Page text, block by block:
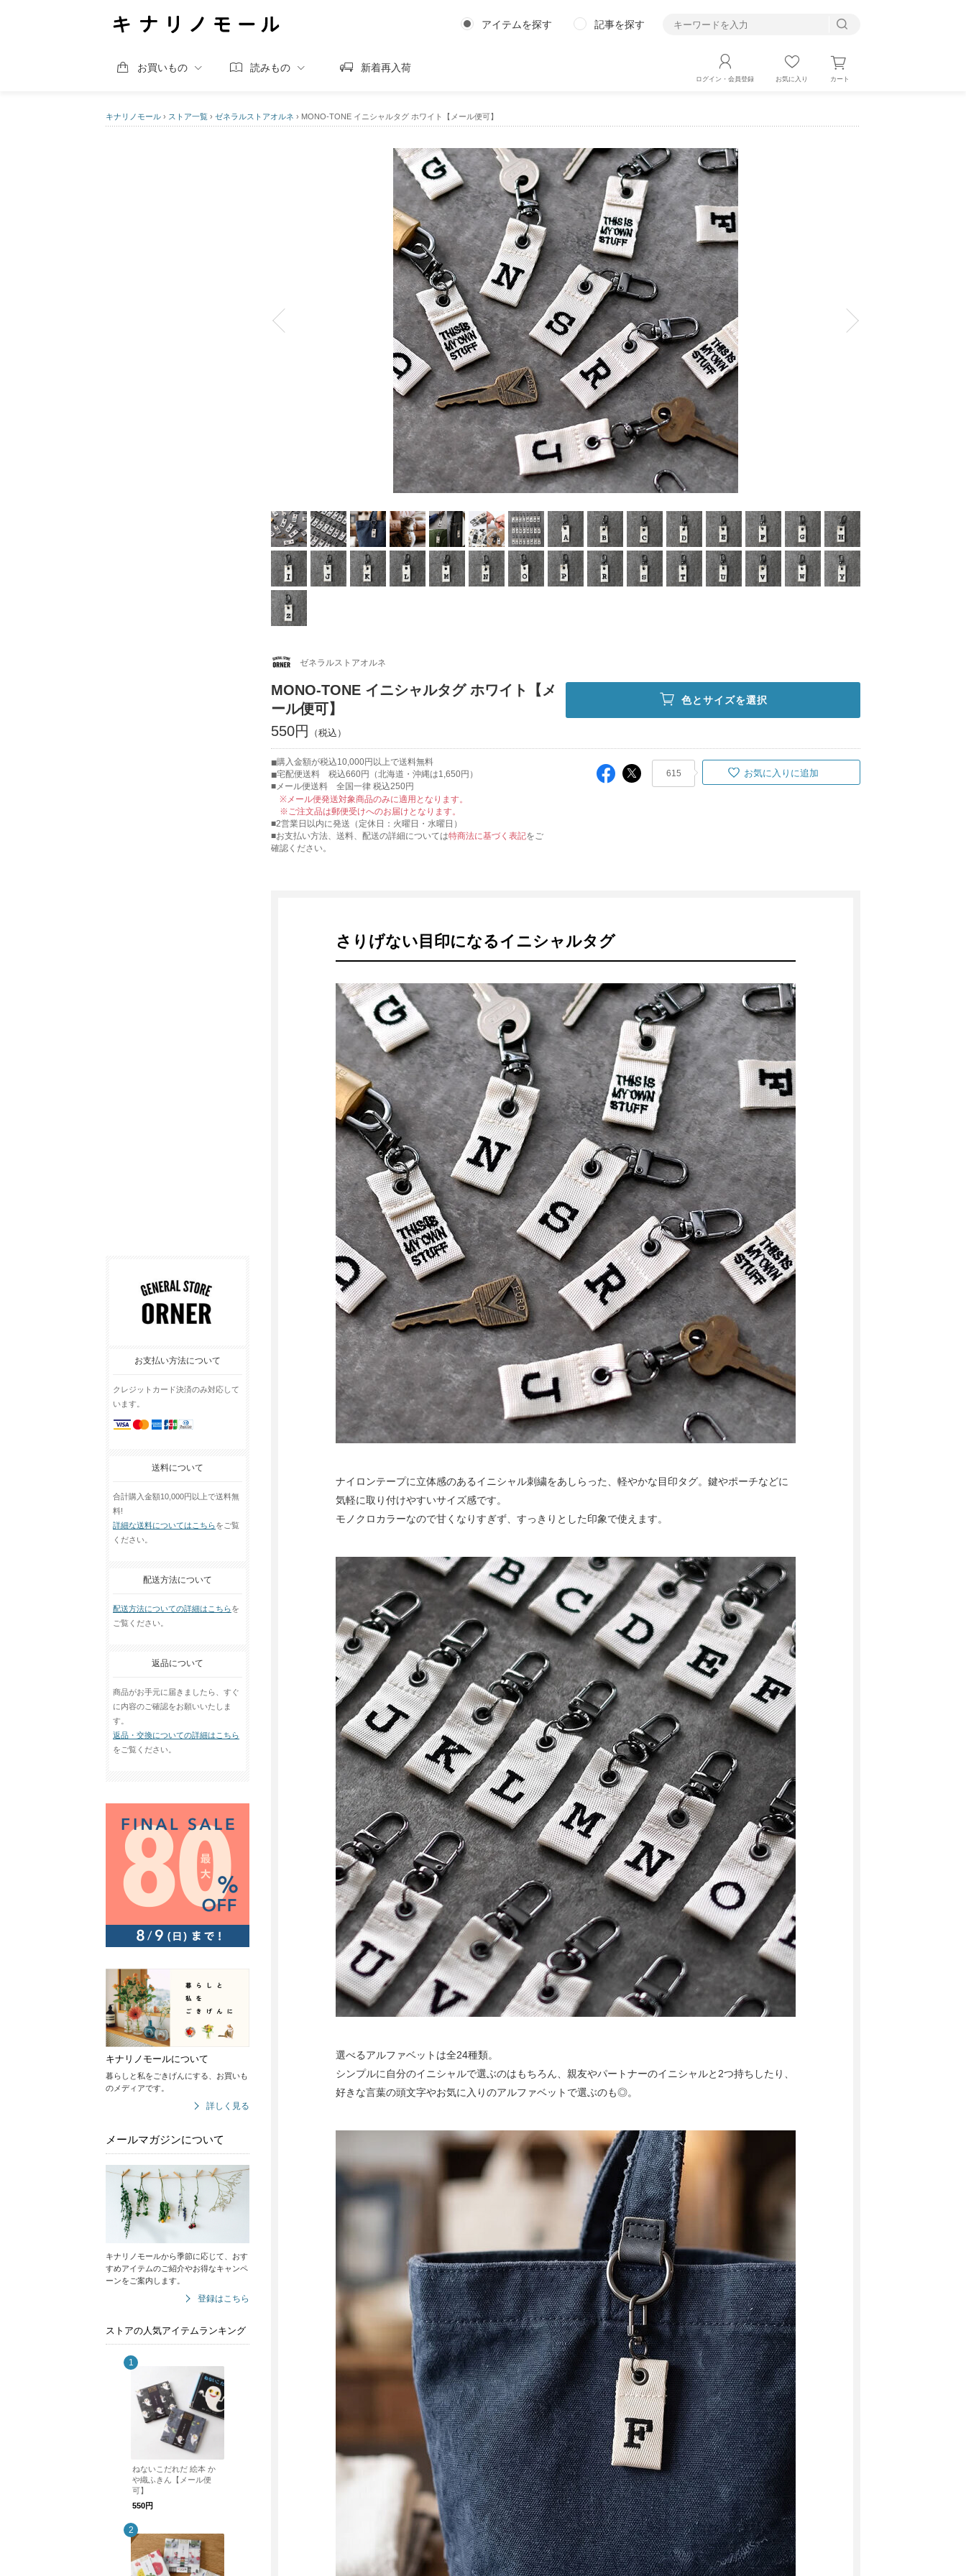
アイテムを探す 記事を探す
お買いもの 読みもの 新着再入荷
ログイン・会員登録 お気に入り カート
キナリノモール › ストア一覧 › ゼネラルストアオルネ › MONO-TONE イニシャルタグ ホワイト【メール便可】
お支払い方法について
クレジットカード決済のみ対応して
います。
送料について
合計購入金額10,000円以上で送料無
料!
詳細な送料についてはこちらをご覧
ください。
配送方法について
配送方法についての詳細はこちらを
ご覧ください。
返品について
商品がお手元に届きましたら、すぐ
に内容のご確認をお願いいたしま
す。
返品・交換についての詳細はこちら
をご覧ください。
キナリノモールについて
暮らしと私をごきげんにする、お買いも
のメディアです。
詳しく見る
メールマガジンについて
キナリノモールから季節に応じて、おす
すめアイテムのご紹介やお得なキャンペ
ーンをご案内します。
登録はこちら
ストアの人気アイテムランキング
ねないこだれだ 絵本 か
や織ふきん【メール便
可】
550円
ゼネラルストアオルネ
MONO-TONE イニシャルタグ ホワイト【メ
ール便可】
550円
色とサイズを選択
購入金額が税込10,000円以上で送料無料
宅配便送料 税込660円（北海道・沖縄は1,650円）
■メール便送料 全国一律 税込250円
※メール便発送対象商品のみに適用となります。
※ご注文品は郵便受けへのお届けとなります。
■2営業日以内に発送（定休日：火曜日・水曜日）
■お支払い方法、送料、配送の詳細については特商法に基づく表記をご
確認ください。
615 お気に入りに追加
さりげない目印になるイニシャルタグ
ナイロンテープに立体感のあるイニシャル刺繍をあしらった、軽やかな目印タグ。鍵やポーチなどに
気軽に取り付けやすいサイズ感です。
モノクロカラーなので甘くなりすぎず、すっきりとした印象で使えます。
選べるアルファベットは全24種類。
シンプルに自分のイニシャルで選ぶのはもちろん、親友やパートナーのイニシャルと2つ持ちしたり、
好きな言葉の頭文字やお気に入りのアルファベットで選ぶのも◎。